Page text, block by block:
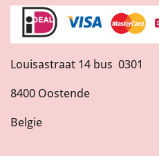
Louisastraat 14 bus 0301
8400 Oostende
Belgie